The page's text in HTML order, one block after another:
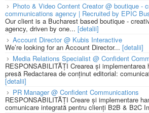
Photo & Video Content Creator @ boutique -
communications agency | Recruited by EPIC
Our client is a Bucharest based boutique -
agency, driven by one... [detalii]
Account Director @ Kubis Interactive
We’re looking for an Account Director... [detalii]
Media Relations Specialist @ Confident
RESPONSABILITĂȚI Crearea și implementarea
presă Redactarea de conținut editorial:
[detalii]
PR Manager @ Confident Communications
RESPONSABILITĂȚI Creare și implementare
comunicare integrată pentru clienți B2B & B2C